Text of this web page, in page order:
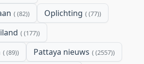
(82) Oplichting (77)
(177)
(89) Pattaya nieuws (2557)